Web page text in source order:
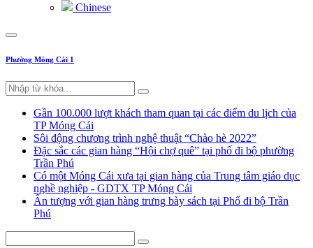
Chinese
Phường Móng Cái 1
Gần 100.000 lượt khách tham quan tại các điểm du lịch của
TP Móng Cái
Sôi động chương trình nghệ thuật “Chào hè 2022”
Đặc sắc các gian hàng “Hội chợ quê” tại phố đi bộ phường
Trần Phú
Có một Móng Cái xưa tại gian hàng của Trung tâm giáo dục
nghề nghiệp - GDTX TP Móng Cái
Ấn tượng với gian hàng trưng bày sách tại Phố đi bộ Trần
Phú